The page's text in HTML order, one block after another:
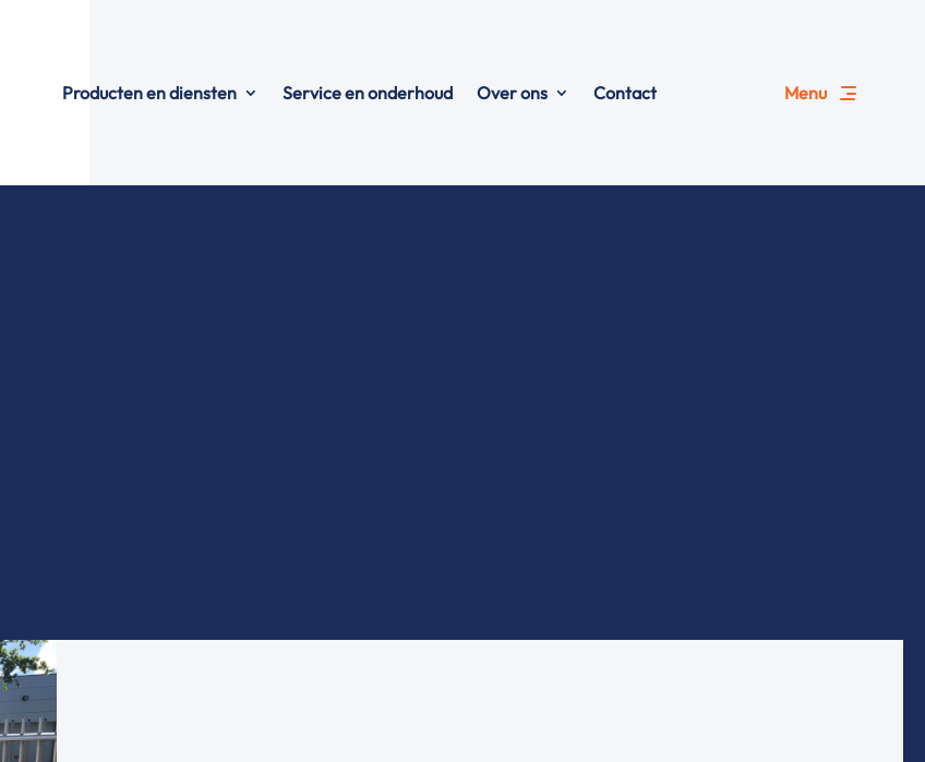
Producten en diensten Service en onderhoud Over ons Contact Menu